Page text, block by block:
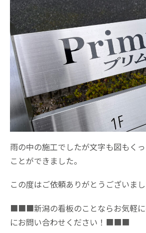
雨の中の施工でしたが文字も図もく
ことができました。
この度はご依頼ありがとうございまし
■■■新潟の看板のことならお気軽に
にお問い合わせください！■■■